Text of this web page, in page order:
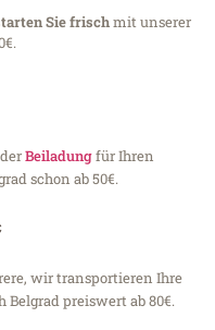
Sie frischmit unserer
derBeiladungfür Ihren
schon ab 50€.
wir transportieren Ihre
Belgrad preiswert ab 80€.